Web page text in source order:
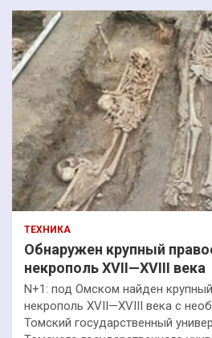
ТЕХНИКА
Обнаружен крупный
некрополь XVII—XVIII века
N+1: под Омском найден
некрополь XVII—XVIII века с
Томский государственный